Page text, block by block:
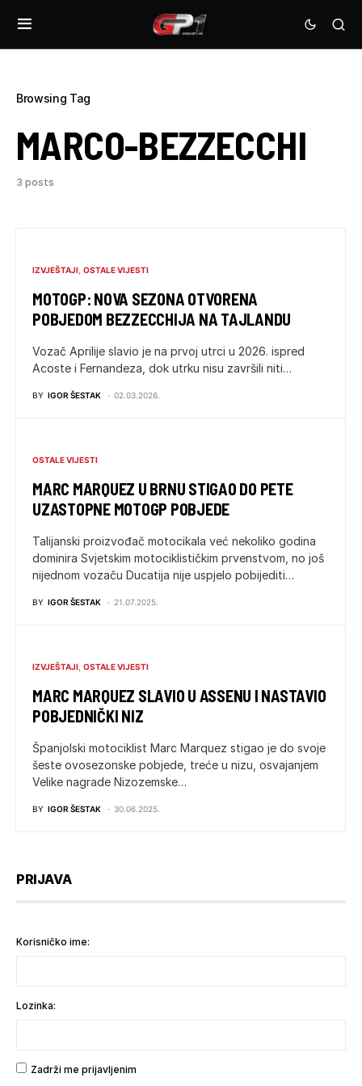
Browsing Tag
MARCO-BEZZECCHI
3 posts
IZVJEŠTAJI OSTALE VIJESTI
MOTOGP: NOVA SEZONA OTVORENA
POBJEDOM BEZZECCHIJA NA TAJLANDU
Vozač Aprilije slavio je na prvoj utrci u 2026. ispred
Acoste i Fernandeza, dok utrku nisu završili niti…
BY IGOR ŠESTAK 02.03.2026.
OSTALE VIJESTI
MARC MARQUEZ U BRNU STIGAO DO PETE
UZASTOPNE MOTOGP POBJEDE
Talijanski proizvođač motocikala već nekoliko godina
dominira Svjetskim motociklističkim prvenstvom, no još
nijednom vozaču Ducatija nije uspjelo pobijediti…
BY IGOR ŠESTAK 21.07.2025.
IZVJEŠTAJI OSTALE VIJESTI
MARC MARQUEZ SLAVIO U ASSENU I NASTAVIO
POBJEDNIČKI NIZ
Španjolski motociklist Marc Marquez stigao je do svoje
šeste ovosezonske pobjede, treće u nizu, osvajanjem
Velike nagrade Nizozemske…
BY IGOR ŠESTAK 30.06.2025.
PRIJAVA
Korisničko ime:
Lozinka:
Zadrži me prijavljenim